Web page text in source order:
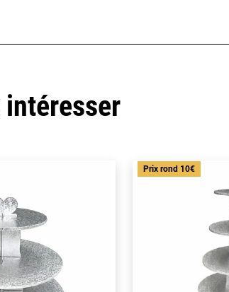
Prix rond 10€